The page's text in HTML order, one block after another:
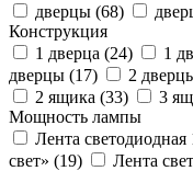
дверцы (68)
Конструкция
1 дверца (24) 1
дверцы (17) 2
2 ящика (33) 3
Мощность лампы
Лента
свет» (19)
Лента